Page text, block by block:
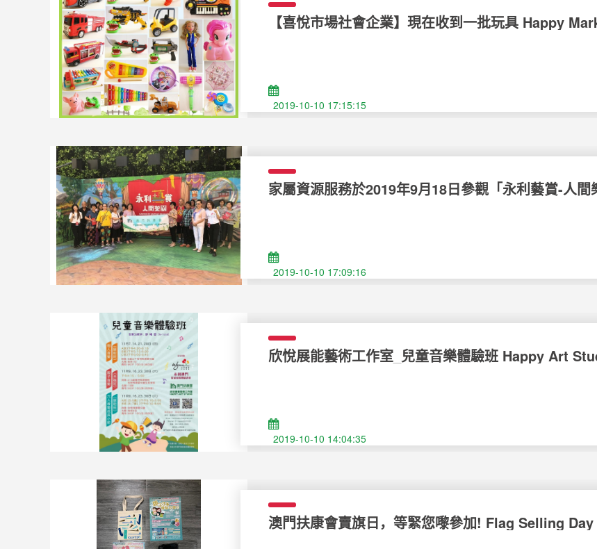
【喜悅市場社會企業】現在收到一批玩具 Happy
2019-10-10 17:15:15
家屬資源服務於2019年9月18日參觀「永利藝賞-人
2019-10-10 17:09:16
欣悅展能藝術工作室_兒童音樂體驗班 Happy Art
2019-10-10 14:04:35
澳門扶康會賣旗日，等緊您嚟參加! Flag Selling